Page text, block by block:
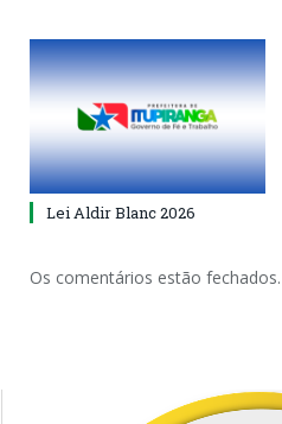
Lei Aldir Blanc 2026
Os comentários estão fechados.